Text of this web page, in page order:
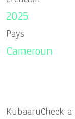
2025
Pays
Cameroun
KubaaruCheck